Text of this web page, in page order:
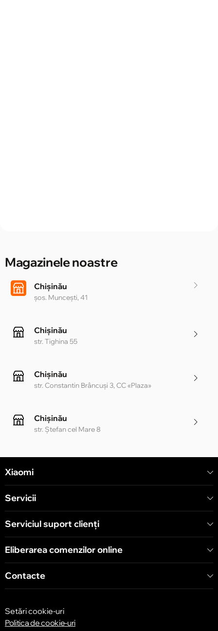
Magazinele noastre
Chișinău
șos. Muncești, 41
Chișinău
str. Tighina 55
Chișinău
str. Constantin Brâncuși 3, CC «Plaza»
Chișinău
str. Ștefan cel Mare 8
Chișinău
str. Arborilor 21, CC «Shopping MallDova»
Xiaomi
Servicii
Serviciul suport clienţi
Eliberarea comenzilor online
Contacte
Setări cookie-uri
Politica de cookie-uri